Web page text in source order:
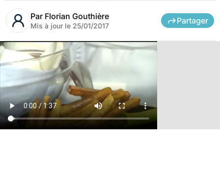
Par Florian Gouthière
Mis à jour le 25/01/2017
Partager